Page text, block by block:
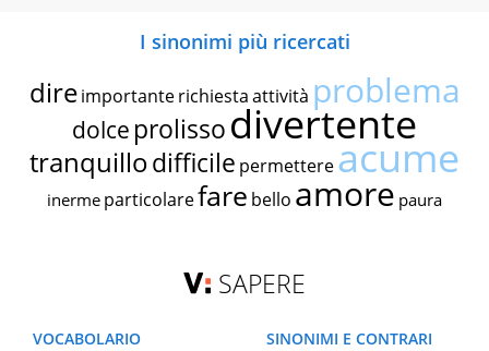
I sinonimi più ricercati
dire importante richiestaattività problema
dolce prolissodivertente
tranquillodifficile permettereacume
inerme particolarefare bello amore paura
SAPERE
VOCABOLARIO
SINONIMI E CONTRARI